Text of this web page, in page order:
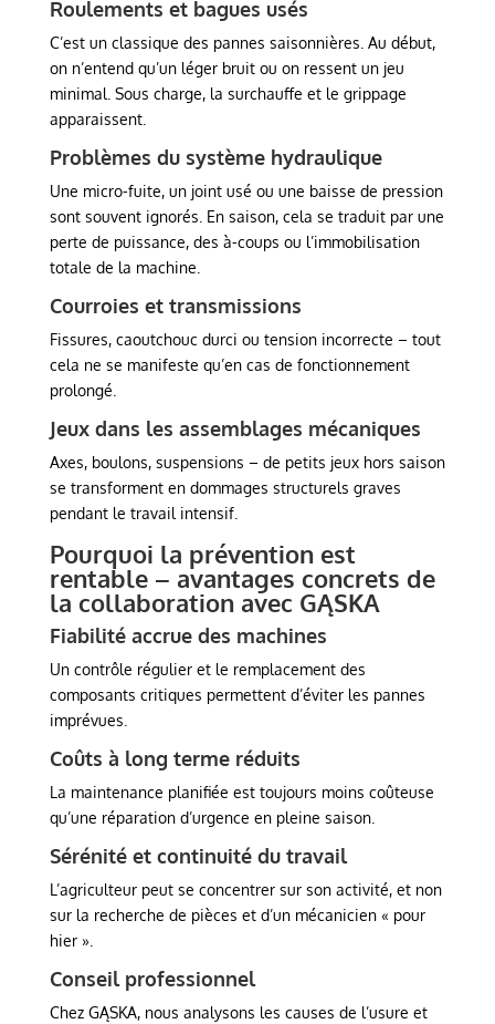
Roulements et bagues usés
C’est un classique des pannes saisonnières. Au début,
on n’entend qu’un léger bruit ou on ressent un jeu
minimal. Sous charge, la surchauffe et le grippage
apparaissent.
Problèmes du système hydraulique
Une micro-fuite, un joint usé ou une baisse de pression
sont souvent ignorés. En saison, cela se traduit par une
perte de puissance, des à-coups ou l’immobilisation
totale de la machine.
Courroies et transmissions
Fissures, caoutchouc durci ou tension incorrecte – tout
cela ne se manifeste qu’en cas de fonctionnement
prolongé.
Jeux dans les assemblages mécaniques
Axes, boulons, suspensions – de petits jeux hors saison
se transforment en dommages structurels graves
pendant le travail intensif.
Pourquoi la prévention est
rentable – avantages concrets de
la collaboration avec GĄSKA
Fiabilité accrue des machines
Un contrôle régulier et le remplacement des
composants critiques permettent d’éviter les pannes
imprévues.
Coûts à long terme réduits
La maintenance planifiée est toujours moins coûteuse
qu’une réparation d’urgence en pleine saison.
Sérénité et continuité du travail
L’agriculteur peut se concentrer sur son activité, et non
sur la recherche de pièces et d’un mécanicien « pour
hier ».
Conseil professionnel
Chez GĄSKA, nous analysons les causes de l’usure et